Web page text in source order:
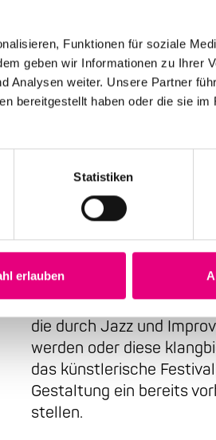
Funktionen für soziale
geben wir Informationen zu Ihrer
Analysen weiter. Unsere Partner
bereitgestellt haben oder die sie im
Statistiken
erlauben
Enjoy
Im Zuge dieser
die durch Jazz und
werden oder diese
das künstlerische
Gestaltung ein bereits
stellen.